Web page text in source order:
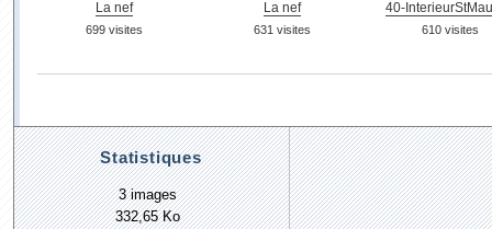
La nef
699 visites
La nef
631 visites
40-
610 visites
Statistiques
3 images
332,65 Ko